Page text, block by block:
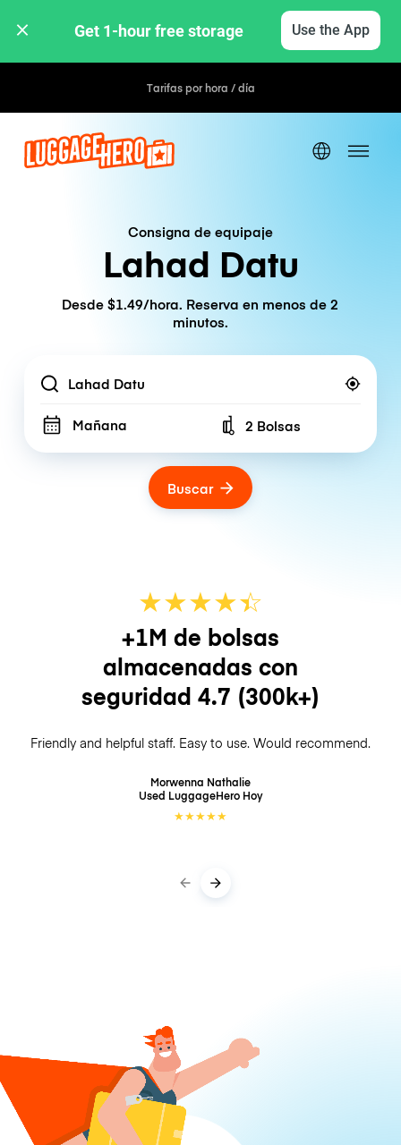
Get 1-hour free storage Use the App
Tarifas por hora / día
Consigna de equipaje
Lahad Datu
Desde $1.49/hora. Reserva en menos de 2
minutos.
Location
Mañana Number of bags
2 Bolsas
Buscar
★★★★☆
★
+1M de bolsas
almacenadas con
seguridad 4.7 (300k+)
Friendly and helpful staff. Easy to use. Would recommend.
Morwenna Nathalie
Used LuggageHero Hoy
★★★★★